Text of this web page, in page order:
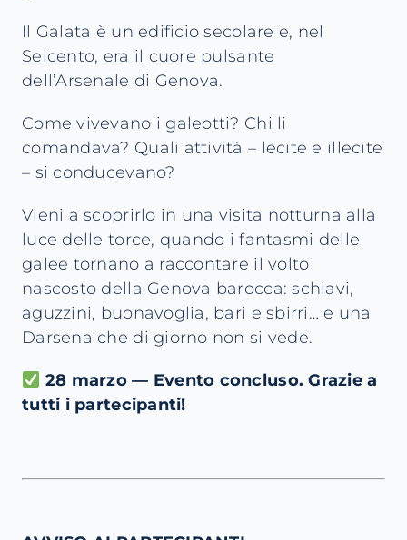
Il Galata è un edificio secolare e, nel
Seicento, era il cuore pulsante
dell’Arsenale di Genova.
Come vivevano i galeotti? Chi li
comandava? Quali attività – lecite e illecite
– si conducevano?
Vieni a scoprirlo in una visita notturna alla
luce delle torce, quando i fantasmi delle
galee tornano a raccontare il volto
nascosto della Genova barocca: schiavi,
aguzzini, buonavoglia, bari e sbirri… e una
Darsena che di giorno non si vede.
28 marzo — Evento concluso. Grazie a
tutti i partecipanti!